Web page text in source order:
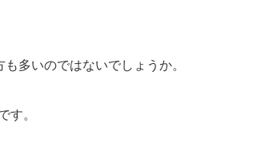
多いのではないでしょうか。
す。